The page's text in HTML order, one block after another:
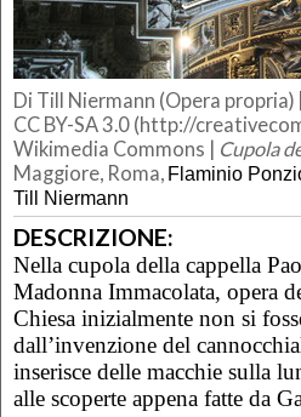
Di Till Niermann (Opera
CC BY-SA 3.0 (http://
Wikimedia Commons | Cupola
Maggiore, Roma, Flaminio
Till Niermann
DESCRIZIONE:
Nella cupola della cappella
Madonna Immacolata, opera
Chiesa inizialmente non si
dall’invenzione del
inserisce delle macchie sulla
alle scoperte appena fatte da